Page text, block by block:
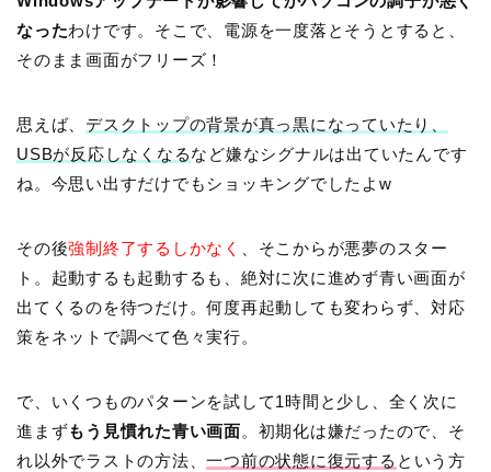
なったわけです。そこで、電源を一度落とそうとすると、
そのまま画面がフリーズ！
思えば、 デスクトップの背景が真っ黒になっていたり、
USBが反応しなくなるなど嫌なシグナルは出ていたんです
ね。今思い出すだけでもショッキングでしたよw
その後強制終了するしかなく
、そこからが悪夢のスター
ト。起動するも起動するも、絶対に次に進めず青い画面が
出てくるのを待つだけ。何度再起動しても変わらず、対応
策をネットで調べて色々実行。
で、いくつものパターンを試して1時間と少し、全く次に
進まずもう見慣れた青い画面。初期化は嫌だったので、そ
れ以外でラストの方法、一つ前の状態に復元する という方